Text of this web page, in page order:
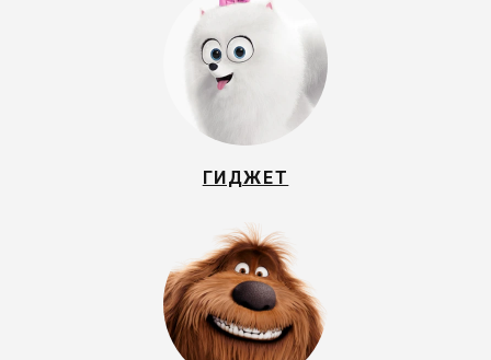
ГИДЖЕТ